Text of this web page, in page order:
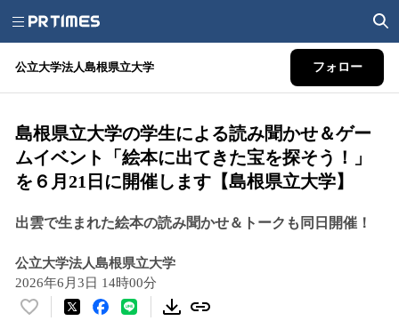
公立大学法人島根県立大学 フォロー
島根県立大学の学生による読み聞かせ＆ゲー
ムイベント「絵本に出てきた宝を探そう！」
を６月21日に開催します【島根県立大学】
出雲で生まれた絵本の読み聞かせ＆トークも同日開催！
公立大学法人島根県立大学
2026年6月3日 14時00分
い